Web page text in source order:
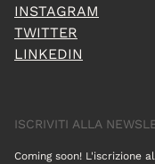
INSTAGRAM
TWITTER
LINKEDIN
ISCRIVITI ALLA
Coming soon! L'iscrizione